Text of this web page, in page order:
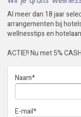
Al meer dan 18 jaar
arrangementen bij
wellnesstips en
ACTIE!! Nu met 5%
Naam*
E-mail*